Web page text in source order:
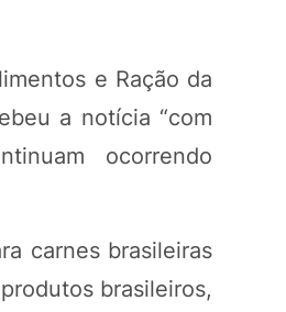
e Ração da
a notícia “com
ocorrendo
carnes brasileiras
brasileiros,